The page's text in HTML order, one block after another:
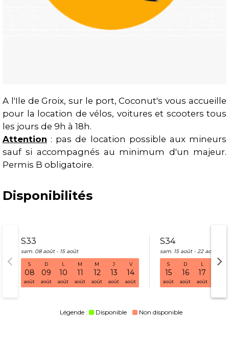
Présentation
A l'Ile de Groix, sur le port, Coconut's vous accueille
pour la location de vélos, voitures et scooters tous
les jours de 9h à 18h.
Attention : pas de location possible aux mineurs
sauf si accompagnés au minimum d'un majeur.
Permis B obligatoire.
Disponibilités
S33
sam. 08 août - 15 août
S
08
août
D
09
août
L
10
août
M
11
août
M
12
août
J
13
août
V
14
août
S34
sam. 15 août - 22 août
S
15
août
D
16
août
L
17
août
M
S33 sam. 08 août - 15 août
Légende : Disponible Non disponible